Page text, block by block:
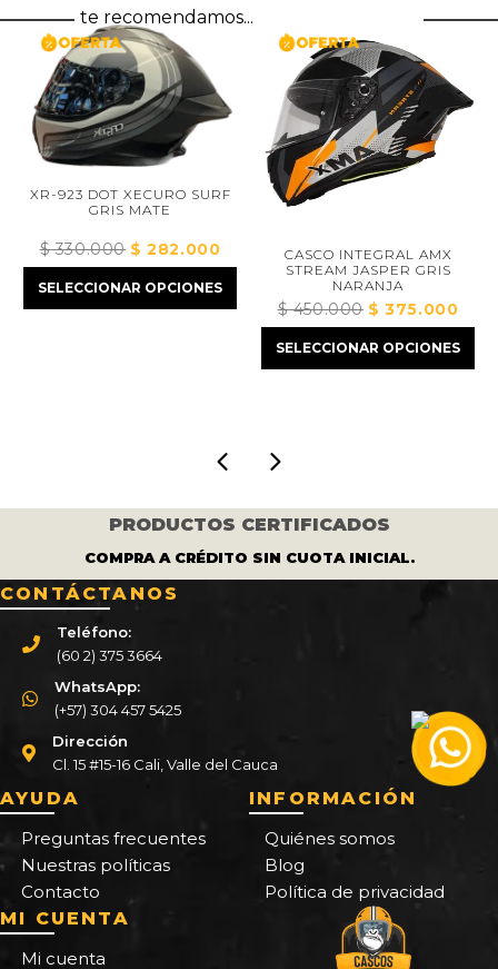
te recomendamos...
XR-923 DOT XECURO SURF
GRIS MATE
$330.000 El
precio
original
$ 282.000El
precio
actual
$ 282.000.
SELECCIONAR OPCIONES
CASCO INTEGRAL AMX
STREAM JASPER GRIS
NARANJA
$450.000 El
precio
original
$ 375.000El
SELECCIONAR OPCIONES
PRODUCTOS CERTIFICADOS
COMPRA A CRÉDITO SIN CUOTA INICIAL.
CONTÁCTANOS
Teléfono:
(60 2) 375 3664
WhatsApp:
(+57) 304 457 5425
Dirección
Cl. 15 #15-16 Cali, Valle del Cauca
AYUDA
Preguntas frecuentes
Nuestras políticas
Contacto
INFORMACIÓN
Quiénes somos
Blog
Política de privacidad
MI CUENTA
Mi cuenta